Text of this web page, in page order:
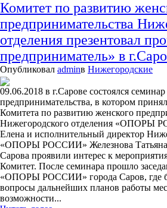
Комитет по развитию
предпринимательства
отделения презентовал
предприниматель» в
Опубликовал adminв Нижегородские
09.06.2018 в г.Сарове состоялся
предпринимательства, в котором
Комитета по развитию женского
Нижегородского отделения «ОПОРЫ
Елена и исполнительный директор
«ОПОРЫ РОССИИ» Железнова
Сарова проявили интерес к
Комитет. После семинара прошло
«ОПОРЫ РОССИИ» города Саров, где
вопросы дальнейших планов работы
возможности...